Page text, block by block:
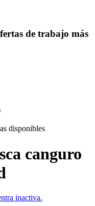
de trabajo más
disponibles
canguro
inactiva.